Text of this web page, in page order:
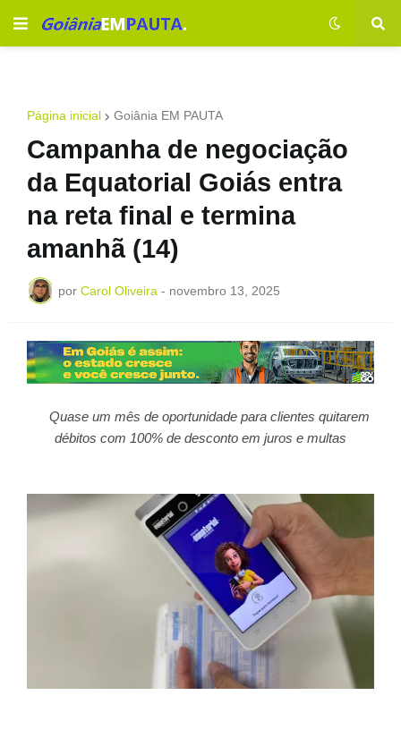
Página inicial Goiânia EM PAUTA
Campanha de negociação
da Equatorial Goiás entra
na reta final e termina
amanhã (14)
por Carol Oliveira - novembro 13, 2025
Quase um mês de oportunidade para clientes quitarem
débitos com 100% de desconto em juros e multas